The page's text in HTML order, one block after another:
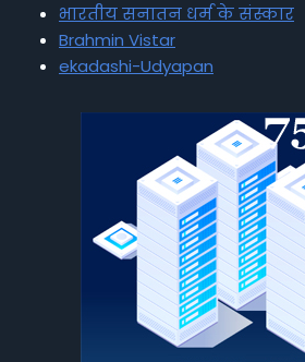
भारतीय सनातन धर्म के संस्कार
Brahmin Vistar
ekadashi-Udyapan